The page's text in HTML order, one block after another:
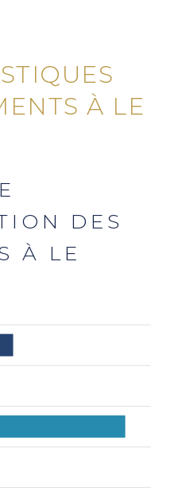
À LE
DES
À LE